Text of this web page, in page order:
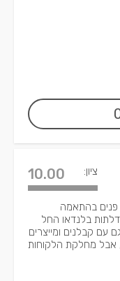
ציון: 10.00
פנים בהתאמה
בלנדאו החל
עם קבלנים ומייצרים
אבל מחלקת הלקוחות